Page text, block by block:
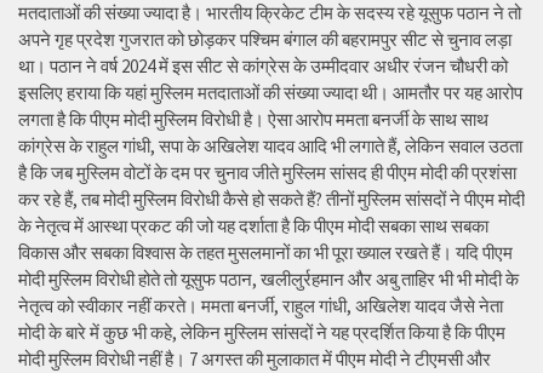
मतदाताओं की संख्या ज्यादा है। भारतीय क्रिकेट टीम के सदस्य रहे यूसुफ पठान ने तो
अपने गृह प्रदेश गुजरात को छोड़कर पश्चिम बंगाल की बहरामपुर सीट से चुनाव लड़ा
था। पठान ने वर्ष 2024 में इस सीट से कांग्रेस के उम्मीदवार अधीर रंजन चौधरी को
इसलिए हराया कि यहां मुस्लिम मतदाताओं की संख्या ज्यादा थी। आमतौर पर यह आरोप
लगता है कि पीएम मोदी मुस्लिम विरोधी है। ऐसा आरोप ममता बनर्जी के साथ साथ
कांग्रेस के राहुल गांधी, सपा के अखिलेश यादव आदि भी लगाते हैं, लेकिन सवाल उठता
है कि जब मुस्लिम वोटों के दम पर चुनाव जीते मुस्लिम सांसद ही पीएम मोदी की प्रशंसा
कर रहे हैं, तब मोदी मुस्लिम विरोधी कैसे हो सकते हैं? तीनों मुस्लिम सांसदों ने पीएम मोदी
के नेतृत्व में आस्था प्रकट की जो यह दर्शाता है कि पीएम मोदी सबका साथ सबका
विकास और सबका विश्वास के तहत मुसलमानों का भी पूरा ख्याल रखते हैं। यदि पीएम
मोदी मुस्लिम विरोधी होते तो यूसुफ पठान, खलीलुर्रहमान और अबु ताहिर भी भी मोदी के
नेतृत्व को स्वीकार नहीं करते। ममता बनर्जी, राहुल गांधी, अखिलेश यादव जैसे नेता
मोदी के बारे में कुछ भी कहे, लेकिन मुस्लिम सांसदों ने यह प्रदर्शित किया है कि पीएम
मोदी मुस्लिम विरोधी नहीं है। 7 अगस्त की मुलाकात में पीएम मोदी ने टीएमसी और